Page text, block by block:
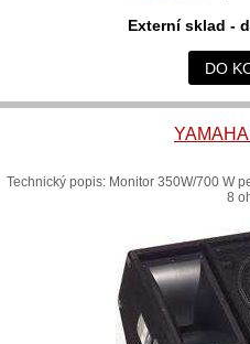
Externí sklad -
DO
Technický popis: Monitor 350W/700 W
8